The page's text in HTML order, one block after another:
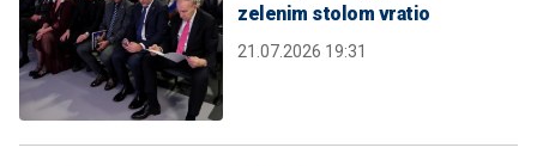
zelenim stolom vratio
21.07.2026 19:31